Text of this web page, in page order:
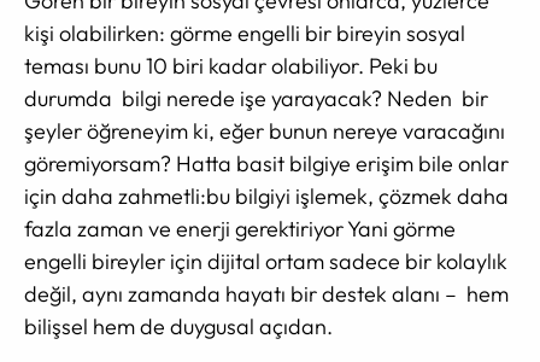
kişi olabilirken: görme engelli bir bireyin sosyal
teması bunu 10 biri kadar olabiliyor. Peki bu
durumda bilgi nerede işe yarayacak? Neden bir
şeyler öğreneyim ki, eğer bunun nereye varacağını
göremiyorsam? Hatta basit bilgiye erişim bile onlar
için daha zahmetli:bu bilgiyi işlemek, çözmek daha
fazla zaman ve enerji gerektiriyor Yani görme
engelli bireyler için dijital ortam sadece bir kolaylık
değil, aynı zamanda hayatı bir destek alanı – hem
bilişsel hem de duygusal açıdan.